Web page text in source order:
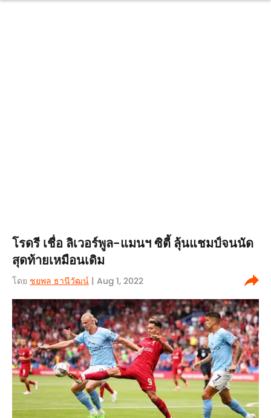
โรดรี เชื่อ ลิเวอร์พูล-แมนฯ ซิตี้ ลุ้นแชมป์จนนัด
สุดท้ายเหมือนเดิม
โดย ชยพล ธานีวัฒน์ | Aug 1, 2022